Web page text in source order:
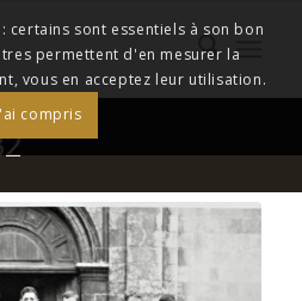
certains sont essentiels à son bon
permettent d'en mesurer la
vous en acceptez leur utilisation.
compris